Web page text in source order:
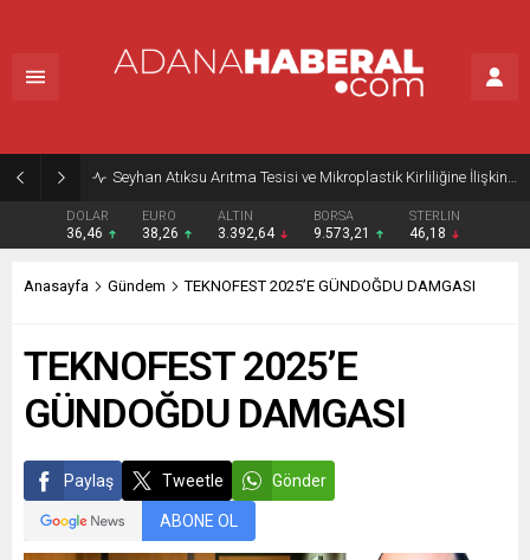
Seyhan Atıksu Arıtma Tesisi ve Mikroplastik Kirliliğine İlişkin Açıklama
DOLAR
36,46
EURO
38,26
ALTIN
3.392,64
BORSA
9.573,21
STERLIN
46,18
Anasayfa Gündem TEKNOFEST 2025’E GÜNDOĞDU DAMGASI
TEKNOFEST 2025’E
GÜNDOĞDU DAMGASI
Paylaş Tweetle Gönder
ABONE OL